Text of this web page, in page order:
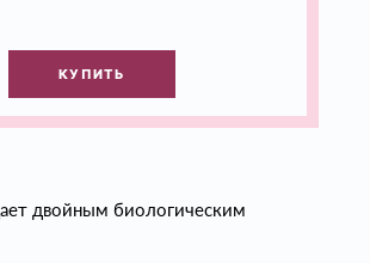
КУПИТЬ
двойным биологическим